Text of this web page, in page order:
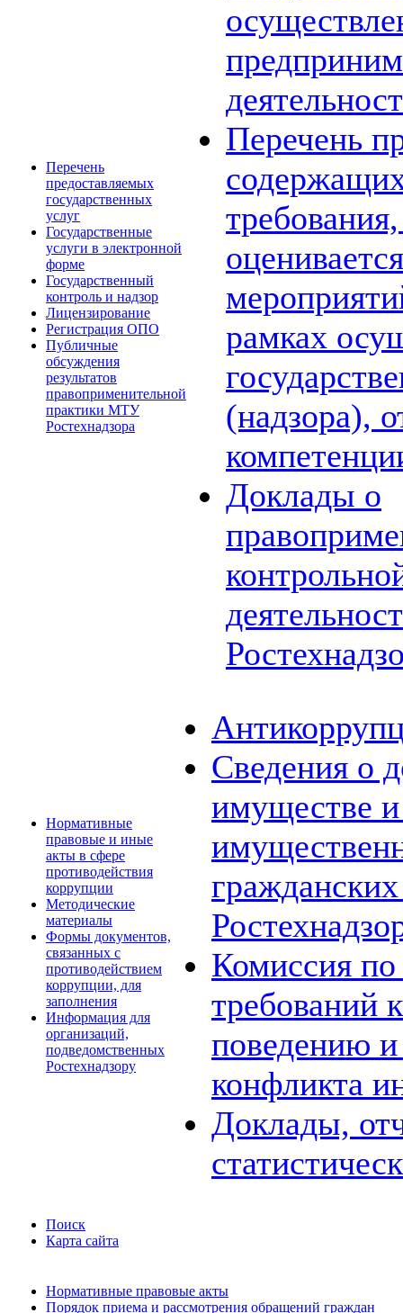
Перечень
предоставляемых
государственных
услуг
Государственные
услуги в электронной
форме
Государственный
контроль и надзор
Лицензирование
Регистрация ОПО
Публичные
обсуждения
результатов
правоприменительной
практики МТУ
Ростехнадзора
Перечень
рамках
(надзора),
Доклады о
Нормативные
правовые и иные
акты в сфере
противодействия
коррупции
Методические
материалы
Формы документов,
связанных с
противодействием
коррупции, для
заполнения
Информация для
организаций,
подведомственных
Ростехнадзору
Сведения о
имуществе и
Комиссия
требований
поведению
конфликта
Доклады,
Поиск
Карта сайта
Нормативные правовые акты
Порядок приема и рассмотрения обращений граждан